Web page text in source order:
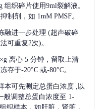
组织碎片使用9ml裂解液。
制剂，如 1mM PMSF。
融进一步处理 (超声破碎
可重复2次)。
离心 5 分钟，留取上清
存于-20°C 或-80°C。
本可先测定总蛋白浓度 ,以
般调整总蛋白浓度至 1-
织样本，如肝脏，肾脏，